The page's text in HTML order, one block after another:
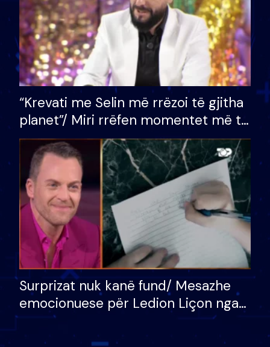
“Krevati me Selin më rrëzoi të gjitha
planet”/ Miri rrëfen momentet më të
bukura në shtëpinë e BB VIP: Do më
mungojë zilja e mëngjesit kur…
Surprizat nuk kanë fund/ Mesazhe
emocionuese për Ledion Liçon nga
nëna dhe fëmijët e tij, moderatori
nuk i mban dot lotët: Nuk meritoj…